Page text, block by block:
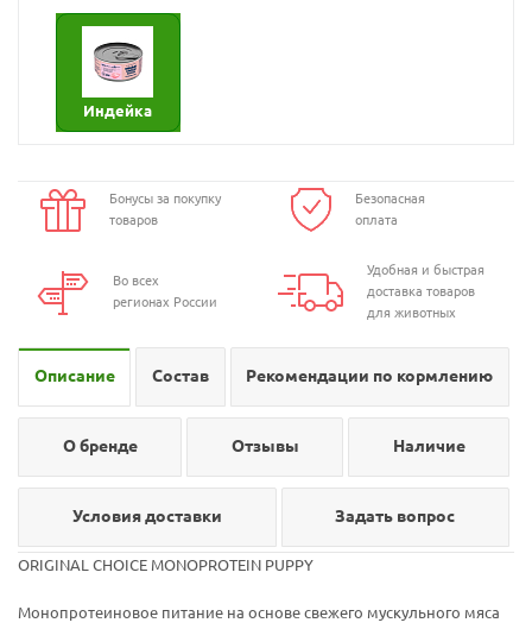
Индейка
Бонусы за покупку
товаров
Безопасная
оплата
Во всех
регионах России
Удобная и быстрая
доставка товаров
для животных
Описание Состав Рекомендации по кормлению
О бренде Отзывы Наличие
Условия доставки Задать вопрос
ORIGINAL CHOICE MONOPROTEIN PUPPY
Монопротеиновое питание на основе свежего мускульного мяса